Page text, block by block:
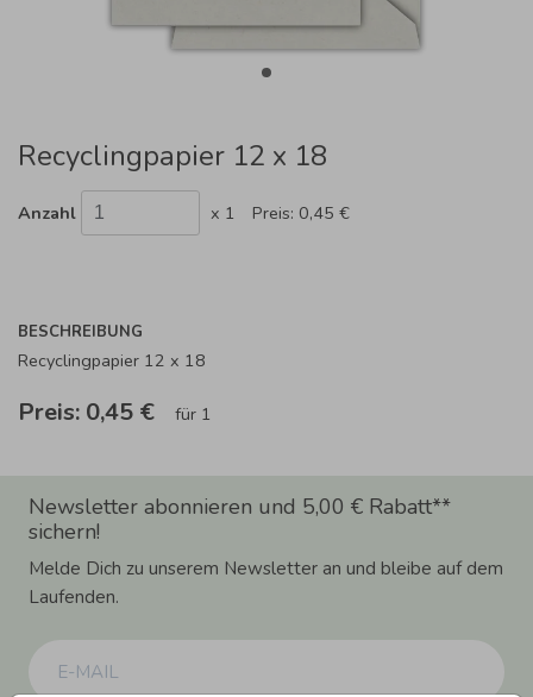
Recyclingpapier 12 x 18
Anzahl x 1 Preis: 0,45 €
BESCHREIBUNG
Recyclingpapier 12 x 18
Preis: 0,45 € für 1
Newsletter abonnieren und 5,00 € Rabatt**
sichern!
Melde Dich zu unserem Newsletter an und bleibe auf dem
Laufenden.